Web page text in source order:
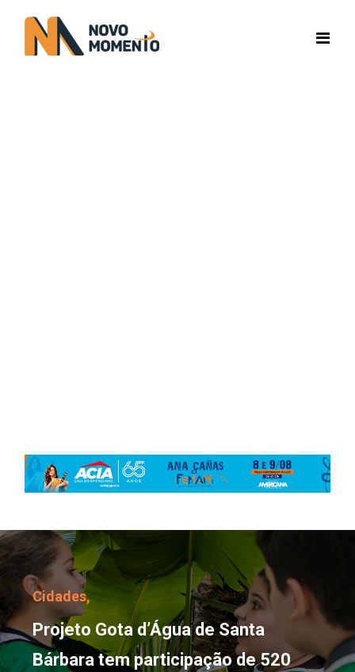
Projeto Gota d’Água
Cidades,
Projeto Gota d’Água de Santa
Bárbara tem participação de 520